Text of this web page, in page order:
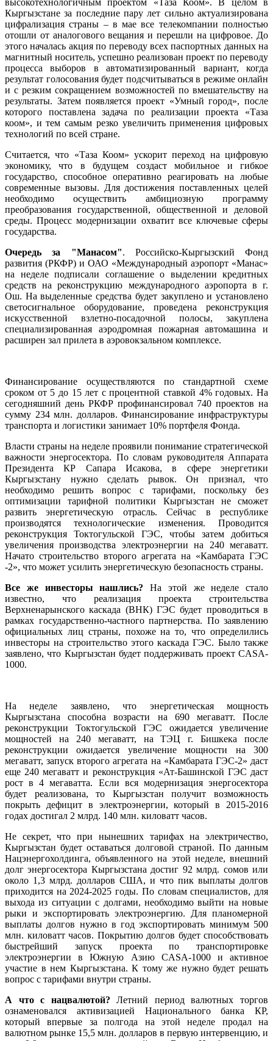
Кыргызстане за последние пару лет сильно актуализирована
цифрализация страны – в мае все телекомпании полностью
отошли от аналогового вещания и перешли на цифровое. До
этого началась акция по переводу всех паспортных данных на
магнитный носитель, успешно реализован проект по переводу
процесса выборов в автоматизированный вариант, когда
результат голосования будет подсчитываться в режиме онлайн
и с резким сокращением возможностей по вмешательству на
результаты. Затем появляется проект «Умный город», после
которого поставлена задача по реализации проекта «Таза
коом», и тем самым резко увеличить применения цифровых
технологий по всей стране.
Считается, что «Таза Коом» ускорит переход на цифровую
экономику, что в будущем создаст мобильное и гибкое
государство, способное оперативно реагировать на любые
современные вызовы. Для достижения поставленных целей
необходимо осуществить амбициозную программу
преобразования государственной, общественной и деловой
среды. Процесс модернизации охватит все ключевые сферы
государства.
Очередь за "Манасом". Российско-Кыргызский Фонд
развития (РКФР) и ОАО «Международный аэропорт «Манас»
на неделе подписали соглашение о выделении кредитных
средств на реконструкцию международного аэропорта в г.
Ош. На выделенные средства будет закуплено и установлено
светосигнальное оборудование, проведена реконструкция
искусственной взлетно-посадочной полосы, закуплена
специализированная аэродромная пожарная автомашина и
расширен зал прилета в аэровокзальном комплексе.
Финансирование осуществляются по стандартной схеме
сроком от 5 до 15 лет с процентной ставкой 4% годовых. На
сегодняшний день РКФР профинансировал 740 проектов на
сумму 234 млн. долларов. Финансирование инфраструктуры
транспорта и логистики занимает 10% портфеля Фонда.
Власти страны на неделе проявили понимание стратегической
важности энергосектора. По словам руководителя Аппарата
Президента КР Сапара Исакова, в сфере энергетики
Кыргызстану нужно сделать рывок. Он признал, что
необходимо решить вопрос с тарифами, поскольку без
оптимизации тарифной политики Кыргызстан не сможет
развить энергетическую отрасль. Сейчас в республике
производятся технологические изменения. Проводится
реконструкция Токтогульской ГЭС, чтобы затем добиться
увеличения производства электроэнергии на 240 мегаватт.
Начато строительство второго агрегата на «Камбарата ГЭС
-2», что может усилить энергетическую безопасность страны.
Все же инвесторы нашлись? На этой же неделе стало
известно, что реализация проекта строительства
Верхненарынского каскада (ВНК) ГЭС будет проводиться в
рамках государственно-частного партнерства. По заявлению
официальных лиц страны, похоже на то, что определились
инвесторы на строительство этого каскада ГЭС. Было также
заявлено, что Кыргызстан будет поддерживать проект CASA-
1000.
На неделе заявлено, что энергетическая мощность
Кыргызстана способна возрасти на 690 мегаватт. После
реконструкции Токтогульской ГЭС ожидается увеличение
мощностей на 240 мегаватт, на ТЭЦ г. Бишкека после
реконструкции ожидается увеличение мощности на 300
мегаватт, запуск второго агрегата на «Камбарата ГЭС-2» даст
еще 240 мегаватт и реконструкция «Ат-Башинской ГЭС даст
рост в 4 мегаватта. Если вся модернизация энергосектора
будет реализована, то Кыргызстан получит возможность
покрыть дефицит в электроэнергии, который в 2015-2016
годах достигал 2 млрд. 140 млн. киловатт часов.
Не секрет, что при нынешних тарифах на электричество,
Кыргызстан будет оставаться долговой страной. По данным
Нацэнергохолдинга, объявленного на этой неделе, внешний
долг энергосектора Кыргызстана достиг 92 млрд. сомов или
около 1,3 млрд. долларов США, и что пик выплаты долгов
приходится на 2024-2025 годы. По словам специалистов, для
выхода из ситуации с долгами, необходимо выйти на новые
рыки и экспортировать электроэнергию. Для планомерной
выплаты долгов нужно в год экспортировать минимум 500
млн. киловатт часов. Покрытию долгов будет способствовать
быстрейший запуск проекта по транспортировке
электроэнергии в Южную Азию CASA-1000 и активное
участие в нем Кыргызстана. К тому же нужно будет решать
вопрос с тарифами внутри страны.
А что с нацвалютой?Летний период валютных торгов
ознаменовался активизацией Национального банка КР,
который впервые за полгода на этой неделе продал на
валютном рынке 15,5 млн. долларов в первую интервенцию, и